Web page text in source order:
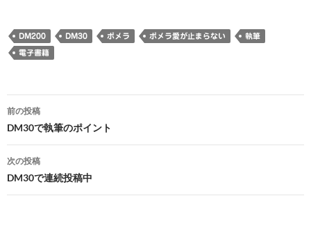
DM200 DM30 ポメラ ポメラ愛が止まらない 執筆
電子書籍
投
稿
ナ
ビ
前の投稿
DM30で執筆のポイント
次の投稿
DM30で連続投稿中